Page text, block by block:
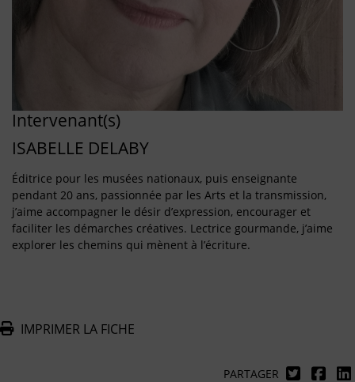
Intervenant(s)
ISABELLE DELABY
Éditrice pour les musées nationaux, puis enseignante
pendant 20 ans, passionnée par les Arts et la transmission,
j’aime accompagner le désir d’expression, encourager et
faciliter les démarches créatives. Lectrice gourmande, j’aime
explorer les chemins qui mènent à l’écriture.
IMPRIMER LA FICHE
PARTAGER